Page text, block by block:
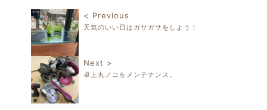
投稿ナビゲーション
< Previous
天気のいい日はガサガサをしよう！
Next >
卓上丸ノコをメンテナンス。